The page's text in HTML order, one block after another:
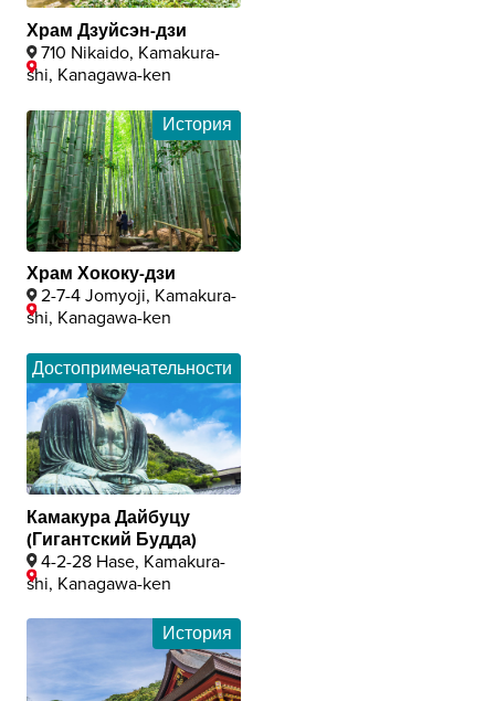
Храм Дзуйсэн-дзи
710 Nikaido, Kamakura-
shi, Kanagawa-ken
История
Храм Хококу-дзи
2-7-4 Jomyoji, Kamakura-
shi, Kanagawa-ken
Достопримечательности
Камакура Дайбуцу
(Гигантский Будда)
4-2-28 Hase, Kamakura-
shi, Kanagawa-ken
История